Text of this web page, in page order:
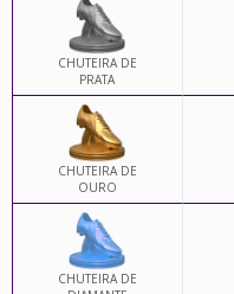
CHUTEIRA DE
PRATA
CHUTEIRA DE
OURO
CHUTEIRA DE